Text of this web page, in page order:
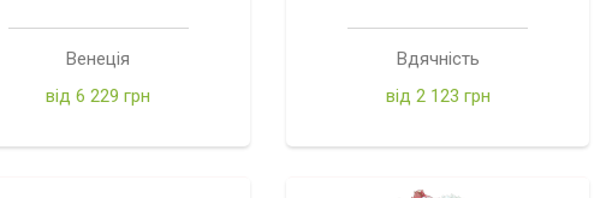
Венеція
від 6 229 грн
Вдячність
від 2 123 грн